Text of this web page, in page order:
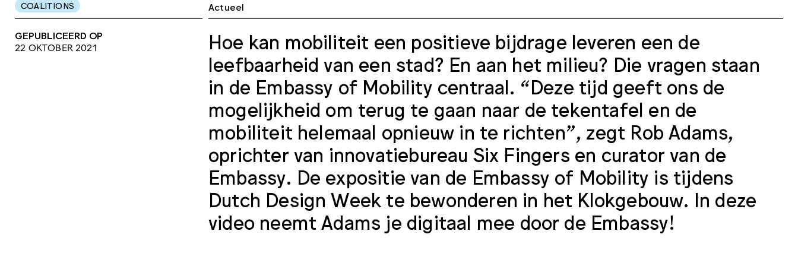
COALITIONS
GEPUBLICEERD OP
22 OKTOBER 2021
Actueel
Hoe kan mobiliteit een positieve bijdrage leveren een de
leefbaarheid van een stad? En aan het milieu? Die vragen staan
in de Embassy of Mobility centraal. “Deze tijd geeft ons de
mogelijkheid om terug te gaan naar de tekentafel en de
mobiliteit helemaal opnieuw in te richten”, zegt Rob Adams,
oprichter van innovatiebureau Six Fingers en curator van de
Embassy. De expositie van de Embassy of Mobility is tijdens
Dutch Design Week te bewonderen in het Klokgebouw. In deze
video neemt Adams je digitaal mee door de Embassy!